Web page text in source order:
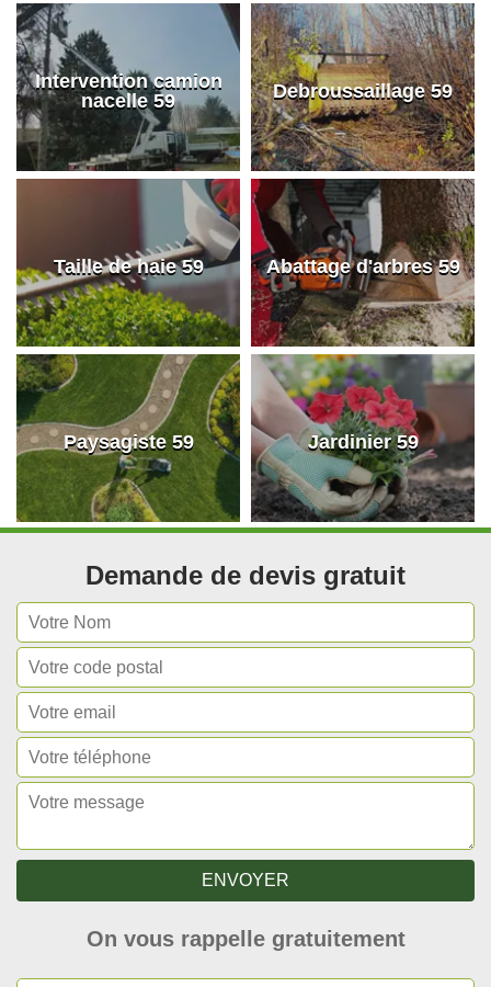
Intervention camion
nacelle 59
Debroussaillage 59
Taille de haie 59 Abattage d'arbres 59
Paysagiste 59 Jardinier 59
Demande de devis gratuit
On vous rappelle gratuitement